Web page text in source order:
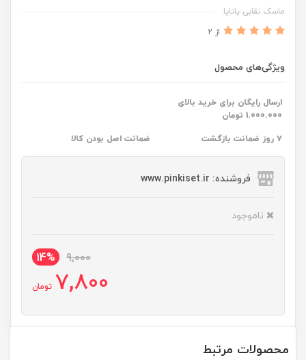
ماسک نقابی پاتایا
از 2
ویژگی‌های محصول
ارسال رایگان برای خرید بالای
1.000.000 تومان
۷ روز ضمانت بازگشت ضمانت اصل بودن کالا
فروشنده: www.pinkiset.ir
ناموجود
9,000
14%
7,800 تومان
محصولات مرتبط